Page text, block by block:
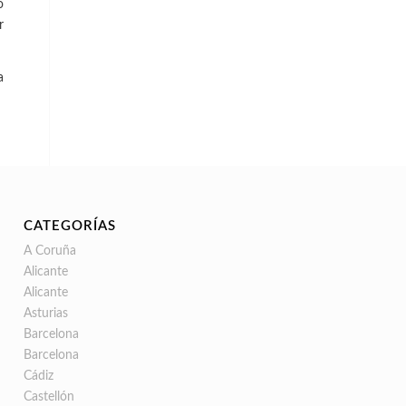
CATEGORÍAS
A Coruña
Alicante
Alicante
Asturias
Barcelona
Barcelona
Cádiz
Castellón